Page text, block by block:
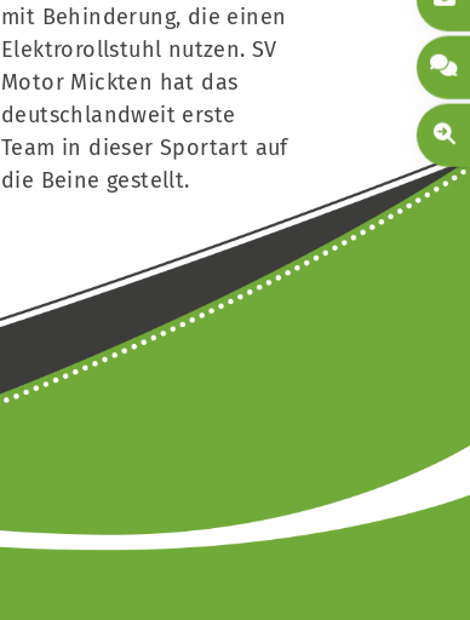
mit Behinderung, die einen
Elektrorollstuhl nutzen. SV
Motor Mickten hat das
deutschlandweit erste
Team in dieser Sportart auf
die Beine gestellt.